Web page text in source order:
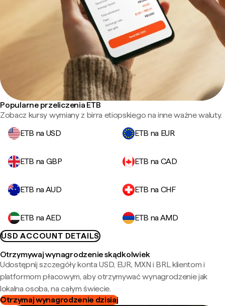
Popularne przeliczenia ETB
Zobacz kursy wymiany z birra etiopskiego na inne ważne waluty.
ETB na USD
ETB na EUR
ETB na GBP ETB na CAD
ETB na AUD ETB na CHF
ETB na AED
ETB na AMD
USD ACCOUNT DETAILS
Otrzymywaj wynagrodzenie skądkolwiek
Udostępnij szczegóły konta USD, EUR, MXN i BRL klientom i
platformom płacowym, aby otrzymywać wynagrodzenie jak
lokalna osoba, na całym świecie.
Otrzymaj wynagrodzenie dzisiaj